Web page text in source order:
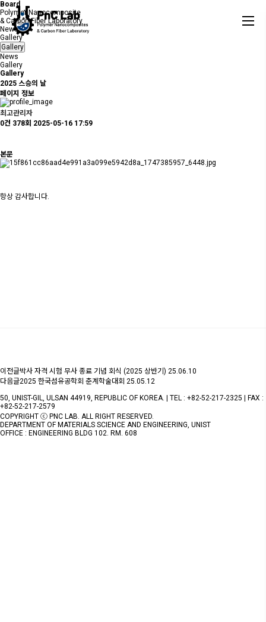
Board
Polymer Nanocomposite
& Carbon Fiber Laboratory
News
Gallery
Gallery
News
Gallery
Gallery
2025 스승의 날
페이지 정보
최고관리자
0건 378회 2025-05-16 17:59
본문
항상 감사합니다.
이전글박사 자격 시험 무사 종료 기념 회식 (2025 상반기) 25.06.10
다음글2025 한국섬유공학회 춘계학술대회 25.05.12
50, UNIST-GIL, ULSAN 44919, REPUBLIC OF KOREA. | TEL : +82-52-217-2325 | FAX :
+82-52-217-2579
COPYRIGHT ⓒ PNC LAB. ALL RIGHT RESERVED.
DEPARTMENT OF MATERIALS SCIENCE AND ENGINEERING, UNIST
OFFICE : ENGINEERING BLDG 102. RM. 608